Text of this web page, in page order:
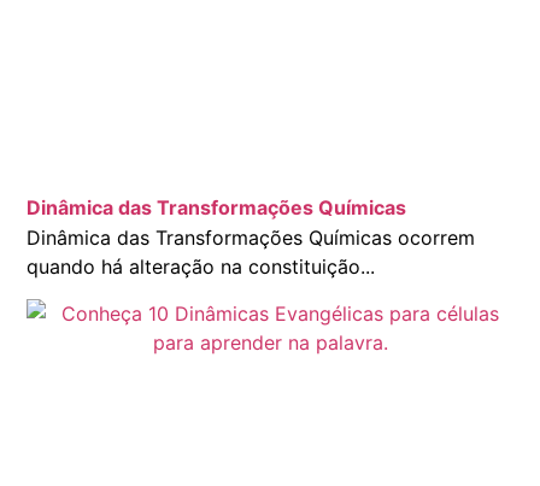
Dinâmica das Transformações Químicas
Dinâmica das Transformações Químicas ocorrem
quando há alteração na constituição...